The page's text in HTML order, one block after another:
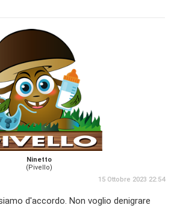
Ninetto
(Pivello)
15 Ottobre 2023 22:54
d'accordo. Non voglio denigrare